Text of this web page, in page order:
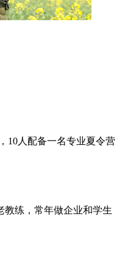
10人配备一名专业夏令营
教练，常年做企业和学生